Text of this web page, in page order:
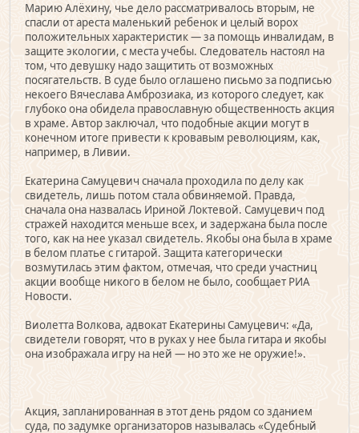
Марию Алёхину, чье дело рассматривалось вторым, не
спасли от ареста маленький ребенок и целый ворох
положительных характеристик — за помощь инвалидам, в
защите экологии, с места учебы. Следователь настоял на
том, что девушку надо защитить от возможных
посягательств. В суде было оглашено письмо за подписью
некоего Вячеслава Амброзиака, из которого следует, как
глубоко она обидела православную общественность акция
в храме. Автор заключал, что подобные акции могут в
конечном итоге привести к кровавым революциям, как,
например, в Ливии.
Екатерина Самуцевич сначала проходила по делу как
свидетель, лишь потом стала обвиняемой. Правда,
сначала она назвалась Ириной Локтевой. Самуцевич под
стражей находится меньше всех, и задержана была после
того, как на нее указал свидетель. Якобы она была в храме
в белом платье с гитарой. Защита категорически
возмутилась этим фактом, отмечая, что среди участниц
акции вообще никого в белом не было, сообщает РИА
Новости.
Виолетта Волкова, адвокат Екатерины Самуцевич: «Да,
свидетели говорят, что в руках у нее была гитара и якобы
она изображала игру на ней — но это же не оружие!».
Акция, запланированная в этот день рядом со зданием
суда, по задумке организаторов называлась «Судебный